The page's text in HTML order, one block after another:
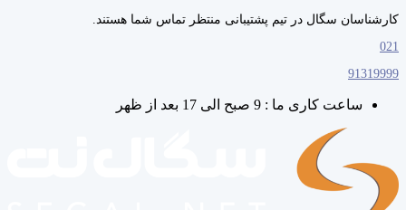
کارشناسان سگال در تیم پشتیبانی منتظر تماس شما هستند.
021
91319999
ساعت کاری ما : 9 صبح الی 17 بعد از ظهر